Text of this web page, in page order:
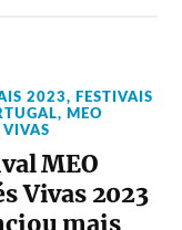
2023,
FESTIVAIS
, MEO
VIVAS
MEO
Vivas 2023
mais